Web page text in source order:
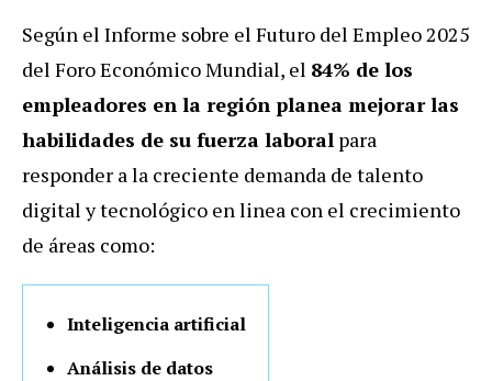
Según el Informe sobre el Futuro del Empleo 2025
del Foro Económico Mundial, el 84% de los
empleadores en la región planea mejorar las
habilidades de su fuerza laboral para
responder a la creciente demanda de talento
digital y tecnológico en linea con el crecimiento
de áreas como:
Inteligencia artificial
Análisis de datos